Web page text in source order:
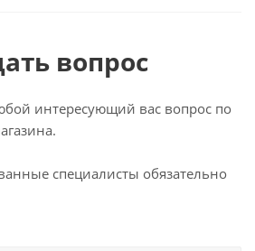
вопрос
интересующий вас вопрос по
специалисты обязательно